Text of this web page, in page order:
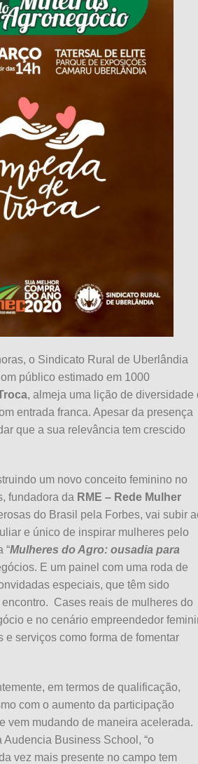
o Sindicato Rural de Uberlândia
público estimado em 1000
, almeja uma lição de diversidade
entrada franca. Apesar da presença
que a sua relevância tem crescido
um novo conceito feminino no
fundadora da RME – Rede Mulher
do Brasil pela Forbes, vai subir
e único de inspirar mulheres pelo
“Mulheres do Agro: ousadia para
E um painel com uma roda de
especiais, que têm sido
Cases reais de mulheres do
e no cenário empreendedor
serviços como forma de fomentar
em termos de qualificação,
com o aumento da participação
vem mudando de maneira acelerada.
Business School, “o
vez mais presente no campo tem